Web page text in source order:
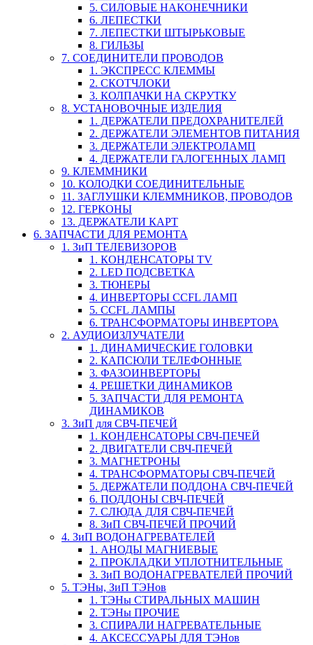
5. СИЛОВЫЕ НАКОНЕЧНИКИ
6. ЛЕПЕСТКИ
7. ЛЕПЕСТКИ ШТЫРЬКОВЫЕ
8. ГИЛЬЗЫ
7. СОЕДИНИТЕЛИ ПРОВОДОВ
1. ЭКСПРЕСС КЛЕММЫ
2. СКОТЧЛОКИ
3. КОЛПАЧКИ НА СКРУТКУ
8. УСТАНОВОЧНЫЕ ИЗДЕЛИЯ
1. ДЕРЖАТЕЛИ ПРЕДОХРАНИТЕЛЕЙ
2. ДЕРЖАТЕЛИ ЭЛЕМЕНТОВ ПИТАНИЯ
3. ДЕРЖАТЕЛИ ЭЛЕКТРОЛАМП
4. ДЕРЖАТЕЛИ ГАЛОГЕННЫХ ЛАМП
9. КЛЕММНИКИ
10. КОЛОДКИ СОЕДИНИТЕЛЬНЫЕ
11. ЗАГЛУШКИ КЛЕММНИКОВ, ПРОВОДОВ
12. ГЕРКОНЫ
13. ДЕРЖАТЕЛИ КАРТ
6. ЗАПЧАСТИ ДЛЯ РЕМОНТА
1. ЗиП ТЕЛЕВИЗОРОВ
1. КОНДЕНСАТОРЫ TV
2. LED ПОДСВЕТКА
3. ТЮНЕРЫ
4. ИНВЕРТОРЫ CCFL ЛАМП
5. CCFL ЛАМПЫ
6. ТРАНСФОРМАТОРЫ ИНВЕРТОРА
2. АУДИОИЗЛУЧАТЕЛИ
1. ДИНАМИЧЕСКИЕ ГОЛОВКИ
2. КАПСЮЛИ ТЕЛЕФОННЫЕ
3. ФАЗОИНВЕРТОРЫ
4. РЕШЕТКИ ДИНАМИКОВ
5. ЗАПЧАСТИ ДЛЯ РЕМОНТА
ДИНАМИКОВ
3. ЗиП для СВЧ-ПЕЧЕЙ
1. КОНДЕНСАТОРЫ СВЧ-ПЕЧЕЙ
2. ДВИГАТЕЛИ СВЧ-ПЕЧЕЙ
3. МАГНЕТРОНЫ
4. ТРАНСФОРМАТОРЫ СВЧ-ПЕЧЕЙ
5. ДЕРЖАТЕЛИ ПОДДОНА СВЧ-ПЕЧЕЙ
6. ПОДДОНЫ СВЧ-ПЕЧЕЙ
7. СЛЮДА ДЛЯ СВЧ-ПЕЧЕЙ
8. ЗиП СВЧ-ПЕЧЕЙ ПРОЧИЙ
4. ЗиП ВОДОНАГРЕВАТЕЛЕЙ
1. АНОДЫ МАГНИЕВЫЕ
2. ПРОКЛАДКИ УПЛОТНИТЕЛЬНЫЕ
3. ЗиП ВОДОНАГРЕВАТЕЛЕЙ ПРОЧИЙ
5. ТЭНы, ЗиП ТЭНов
1. ТЭНы СТИРАЛЬНЫХ МАШИН
2. ТЭНы ПРОЧИЕ
3. СПИРАЛИ НАГРЕВАТЕЛЬНЫЕ
4. АКСЕССУАРЫ ДЛЯ ТЭНов